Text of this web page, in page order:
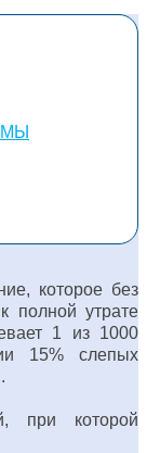
которое без
полной утрате
1 из 1000
15% слепых
при которой